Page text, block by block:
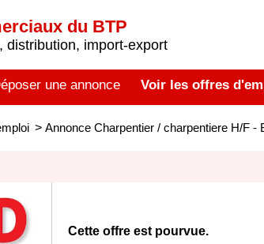
du BTP
distribution, import-export
une annonce Voir les offres
> Annonce Charpentier / charpentiere H/F -
Cette offre est pourvue.